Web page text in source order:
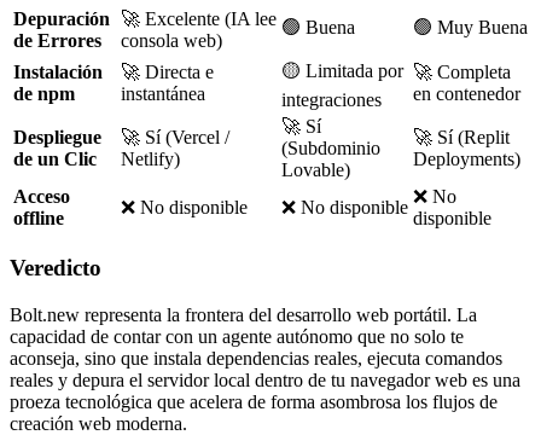
Depuración
de Errores
🚀 Excelente (IA lee
consola web)
🟢 Buena 🟢 Muy Buena
Instalación
de npm
🚀 Directa e
instantánea
🟡 Limitada por
integraciones
🚀 Completa
en contenedor
Despliegue
de un Clic
🚀 Sí (Vercel /
Netlify)
🚀 Sí
(Subdominio
Lovable)
🚀 Sí (Replit
Deployments)
Acceso
offline
❌ No disponible ❌ No disponible
❌ No
disponible
Veredicto
Bolt.new representa la frontera del desarrollo web portátil. La
capacidad de contar con un agente autónomo que no solo te
aconseja, sino que instala dependencias reales, ejecuta comandos
reales y depura el servidor local dentro de tu navegador web es una
proeza tecnológica que acelera de forma asombrosa los flujos de
creación web moderna.